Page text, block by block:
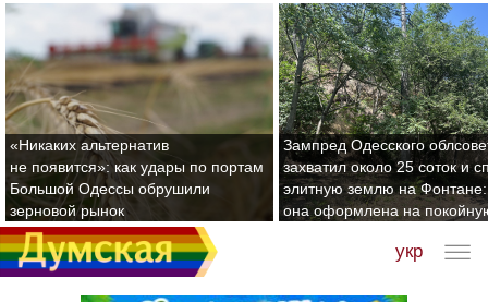
«Никаких альтернатив
не появится»: как удары по портам
Большой Одессы обрушили
зерновой рынок
Зампред Одесского
захватил около 25 соток и
элитную землю на Фонтане:
она оформлена на
укр